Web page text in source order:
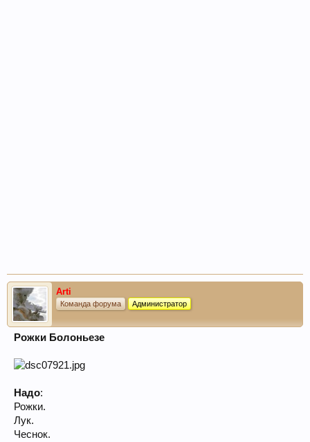
Arti
Команда форума Администратор
Рожки Болоньезе
Надо:
Рожки.
Лук.
Чеснок.